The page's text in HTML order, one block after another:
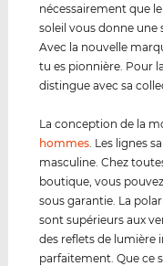
nécessairement que
soleil vous donne une
Avec la nouvelle
tu es pionnière. Pour
distingue avec sa
La conception de la
hommes . Les lignes
masculine. Chez
boutique, vous
sous garantie. La
sont supérieurs aux
des reflets de lumière
parfaitement. Que ce